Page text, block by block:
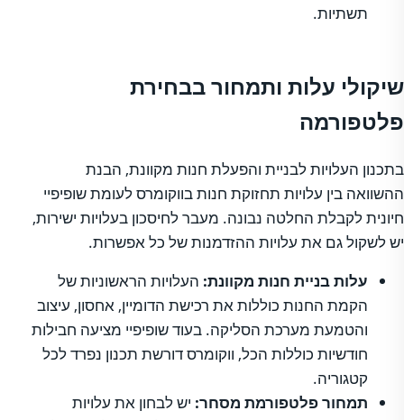
תשתיות.
שיקולי עלות ותמחור בבחירת
פלטפורמה
בתכנון העלויות לבניית והפעלת חנות מקוונת, הבנת
ההשוואה בין עלויות תחזוקת חנות בווקומרס לעומת שופיפיי
חיונית לקבלת החלטה נבונה. מעבר לחיסכון בעלויות ישירות,
יש לשקול גם את עלויות ההזדמנות של כל אפשרות.
עלות בניית חנות מקוונת: העלויות הראשוניות של
הקמת החנות כוללות את רכישת הדומיין, אחסון, עיצוב
והטמעת מערכת הסליקה. בעוד שופיפיי מציעה חבילות
חודשיות כוללות הכל, ווקומרס דורשת תכנון נפרד לכל
קטגוריה.
תמחור פלטפורמת מסחר: יש לבחון את עלויות